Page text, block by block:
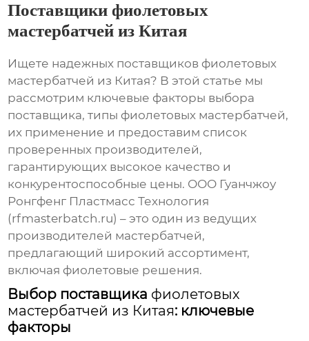
Поставщики фиолетовых
мастербатчей из Китая
Ищете надежных поставщиков фиолетовых
мастербатчей из Китая? В этой статье мы
рассмотрим ключевые факторы выбора
поставщика, типы фиолетовых мастербатчей,
их применение и предоставим список
проверенных производителей,
гарантирующих высокое качество и
конкурентоспособные цены. ООО Гуанчжоу
Ронгфенг Пластмасс Технология
(rfmasterbatch.ru) – это один из ведущих
производителей мастербатчей,
предлагающий широкий ассортимент,
включая фиолетовые решения.
Выбор поставщика фиолетовых
мастербатчей из Китая: ключевые
факторы